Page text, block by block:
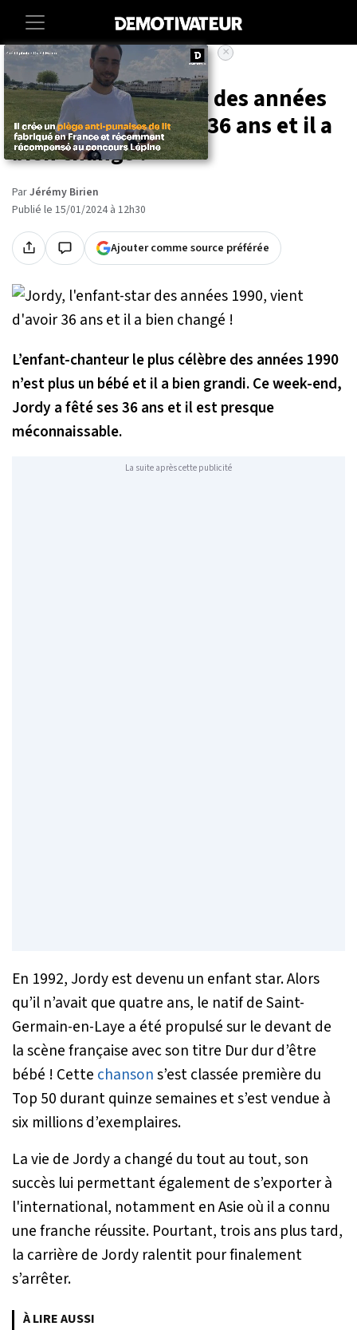
Accueil Entertainment People
Jordy, l'enfant-star des années
1990, vient d'avoir 36 ans et il a
bien changé !
ParJérémy Birien
Publié le 15/01/2024 à 12h30
Ajouter comme source préférée
L’enfant-chanteur le plus célèbre des années 1990
n’est plus un bébé et il a bien grandi. Ce week-end,
Jordy a fêté ses 36 ans et il est presque
méconnaissable.
La suite après cette publicité
En 1992, Jordy est devenu un enfant star. Alors
qu’il n’avait que quatre ans, le natif de Saint-
Germain-en-Laye a été propulsé sur le devant de
la scène française avec son titre Dur dur d’être
bébé ! Cette chansons’est classée première du
Top 50 durant quinze semaines et s’est vendue à
six millions d’exemplaires.
La vie de Jordy a changé du tout au tout, son
succès lui permettant également de s’exporter à
l'international, notamment en Asie où il a connu
une franche réussite. Pourtant, trois ans plus tard,
la carrière de Jordy ralentit pour finalement
s’arrêter.
À LIRE AUSSI
×